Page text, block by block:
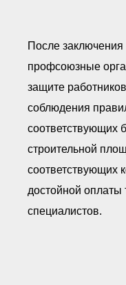
После
профсоюзные
защите
соблюдения
соответствующих
строительной
соответствующих
достойной оплаты
специалистов.